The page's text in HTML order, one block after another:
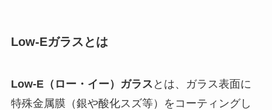
Low-Eガラスとは
Low-E（ロー・イー）ガラス とは、ガラス表面に
特殊金属膜（銀や酸化スズ等）をコーティングし